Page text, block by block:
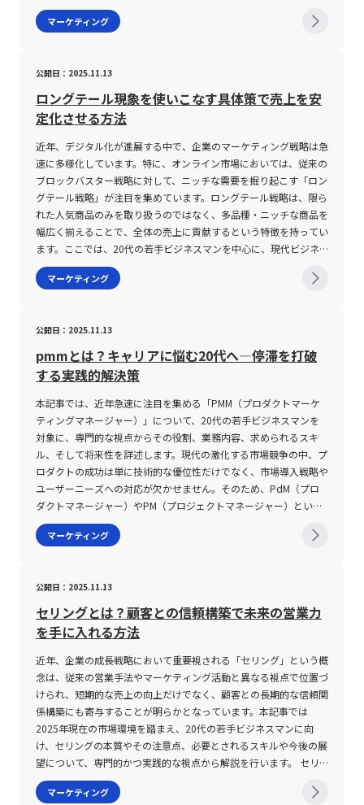
えながら、その特徴や注意点について詳細に論じる。特に、代替
財・補完財は商品価格の変動に対する需要反応（交差弾力性）の観
全体の価格変動が他の商品の需要に与える影響が乏しい点を踏まえ
ると、企業戦略の選択肢としての意味合いが異なる点に留意すべき
である。 代替財・補完財・独立財とは 代替財とは、ある財の価格
変動が他方の財の需要に同方向の影響を及ぼす財を指す。具体的に
は、ある商品の価格が上昇すれば、その代わりとなる別の商品に対
する需要が増加するという相関関係が見られる。この関係性は需要
の交差弾力性が正であることから確認できる。たとえば、朝食市場
において米やパン、おにぎりといった商品は互いに代替財として機
能しており、ある商品の価格が上昇すると消費者はより安価な代替
品を選択する傾向が強まる。なお、代替財は更に完全代替財と粗代
替財（部分的な代替財）に分類される。完全代替財は、消費者が両
者の間で常に一定の効用比率で交換可能な財で、無差別曲線が直線
（限界代替率が一定）となるのが特徴である。一方で、実際の市場
る商品の価格変動が他方の財の需要に逆方向の影響を及ぼす財であ
る。つまり、補完財はセットで利用されることが多く、片方の商品
の価格が上昇すれば他方の商品の需要は低下する。代表例として
は、ゲーム機とゲームソフトが挙げられる。ゲーム機の価格高騰は
直接的にその需要を減少させるのみならず、ソフトウェアの需要に
も影響を与え、双方の需要が連動する構造が形成される。さらに、
補完財にも完全補完財と粗補完財が存在する。完全補完財の場合、
両方の財が特定の比率で消費されなければ効用が最大化されず、代
表的な例として左右ペアの靴が挙げられる。完全補完財の無差別曲
線はL字型（レオンチェフ型）となり、代替効果はほとんど発生せ
ず、価格変動により現れるのは主に所得効果である。一方、粗補完
財の場合は必ずしも一定比率で消費される必要はなく、代替効果と
所得効果の両方が見られるが、その相対比率は完璧な補完関係と比
から、理論上は一方の価格変動に連動してもう一方の需要が変化し
ない。具体例としては、傘とおにぎりといった全く関連のない商品
の関係が挙げられる。天候の変動やその他の要因により傘の価格が
変動しても、おにぎりの需要に影響が及ばないという性質がある。
これらの財の性質は、消費者の選好や市場環境の変化に応じて、企
業が製品ラインナップや価格戦略を検討する際の重要な指標とな
る。また、経済学におけるスルツキー分解の手法を用いることで、
価格変動がもたらす代替効果と所得効果を定量的に分析し、完全代
替財や完全補完財における特性を明確に理解することができる。
各財の注意点 代替財に関して注意すべき点は、市場における商品
間の代替性が必ずしも均一でないという実情である。完全代替財は
理想的なモデルケースとされるが、現実の市場では多くの場合、粗
代替財として分類される。粗代替財の場合、価格変動の影響は消費
マーケティング
公開日：2025.11.13
ロングテール現象を使いこなす具体策で売上を安
定化させる方法
近年、デジタル化が進展する中で、企業のマーケティング戦略は急
速に多様化しています。特に、オンライン市場においては、従来の
ブロックバスター戦略に対して、ニッチな需要を掘り起こす「ロン
グテール戦略」が注目を集めています。ロングテール戦略は、限ら
れた人気商品のみを取り扱うのではなく、多品種・ニッチな商品を
幅広く揃えることで、全体の売上に貢献するという特徴を持ってい
ます。ここでは、20代の若手ビジネスマンを中心に、現代ビジネ
スが直面する市場環境と、それに対応するためのロングテール戦略
のメリット、デメリット、導入方法について、最新の市場動向を踏
を取り扱うことで、従来の売れ筋のみを頼りにする戦略では捉えき
れない市場のニーズに応える経営手法です。従来、マーケティング
戦略は、売上の80%を上位20%の人気商品で賄うとするパレート
の法則に基づいて展開されることが一般的でした。しかし、オンラ
イン市場という物理的な在庫や陳列スペースが制約とならない環境
においては、ニッチな需要にこそビジネスチャンスが潜んでいると
指摘され、全商品アイテムの中で、人気商品以外の残りの商品が合
計すると大きな売上を構成する現象が観察されています。 実際
に、人気商品が販売の一極を占めるブロックバスター戦略に対し
て、ロングテール戦略は、広範な商品の取り扱いを行うことで、突
発的な需要の変動や一過性のブームの影響を受けにくい安定した売
上構成を実現します。アメリカのWired誌編集長であるクリス・ア
ンダーソンがこの現象に着目し、「ロングテール」と命名した背景
が挙げられます。 また、ロングテール戦略は、単なる多品種展開
にとどまらず、オンラインショッピングサイトにおける先進の
UI（ユーザーインターフェース）や検索機能の充実、さらには
DMP（データマネージメントプラットフォーム）やMA（マーケテ
ィングオートメーション）などのテクノロジーを活用することによ
り、顧客が自らの興味や嗜好に応じた商品を容易に発見できる仕組
みを提供する点に強みがあります。 このように、ロングテール戦
略は、従来のパレートの法則に挑戦する形で、新たな市場価値を創
出するための有効な手段として、企業の経営戦略の一翼を担ってい
ます。市場が成熟し、競合が激化する現代において、単一の売れ筋
商品に依存しない多面的な販売チャネルの構築は、持続可能な収益
モデルの実現に欠かせない要素となっています。 ロングテール戦
略の注意点 ロングテール戦略の導入にあたっては、いくつかの課
マーケティング
公開日：2025.11.13
pmmとは？キャリアに悩む20代へ―停滞を打破
する実践的解決策
本記事では、近年急速に注目を集める「PMM（プロダクトマーケ
ティングマネージャー）」について、20代の若手ビジネスマンを
対象に、専門的な視点からその役割、業務内容、求められるスキ
ル、そして将来性を詳述します。現代の激化する市場競争の中、プ
ロダクトの成功は単に技術的な優位性だけでなく、市場導入戦略や
ユーザーニーズへの対応が欠かせません。そのため、PdM（プロ
ダクトマネージャー）やPM（プロジェクトマネージャー）といっ
た関連する職種と比較し、PMMはビジネス部門の取りまとめや市
場アプローチに特化した存在として、企業の成長に大きく寄与して
導入や販売促進を担当する職種を指します。具体的には、ユーザー
が求める価値を具現化するための市場調査、ユーザーニーズの特
定、プロダクトのポジショニングの設定、さらに売り出し方の戦略
立案を担います。これにより、単なる製品開発だけではなく、その
製品が市場で正しく評価され、持続的に成長していくための要素を
包括的に管理する役割を持ちます。 従来、プロダクトの企画や開
発を主導するPdM（プロダクトマネージャー）や、プロジェクト
全体の進行管理を担うPM（プロジェクトマネージャー）と比較す
ると、PMMはさらにマーケティングやセールス、顧客サポートと
いったビジネスサイドの統括に重点を置いています。市場における
競争優位性を確立するためには、技術面の優位性だけではなく、ユ
ーザーへの訴求方法やブランドポジショニングの明確さが不可欠と
なります。PMMはこの点において、プロダクトの価値提案を明確化
マーケティング
公開日：2025.11.13
セリングとは？顧客との信頼構築で未来の営業力
を手に入れる方法
近年、企業の成長戦略において重要視される「セリング」という概
念は、従来の営業手法やマーケティング活動と異なる視点で位置づ
けられ、短期的な売上の向上だけでなく、顧客との長期的な信頼関
係構築にも寄与することが明らかとなっています。本記事では
2025年現在の市場環境を踏まえ、20代の若手ビジネスマンに向
け、セリングの本質やその注意点、必要とされるスキルや今後の展
望について、専門的かつ実践的な視点から解説を行います。 セリ
ングとは セリングとは、企業が持つ商品やサービスを直接顧客に
提案し、短期的な売上の確保を目的とした営業活動全般を指しま
マーケティング